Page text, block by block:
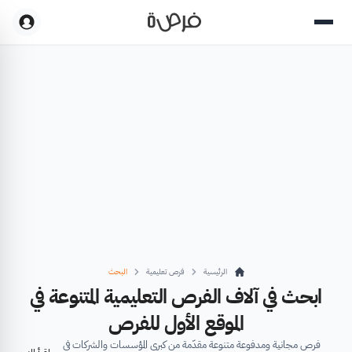
الرئيسية فرص تعليمية البحث
ابحث في آلاف الفرص التعليمية المتنوعة في
الموقع الأول للفرص
فرص مجانية ومدفوعة متنوعة مقدّمة من كبرى المؤسسات والشركات في